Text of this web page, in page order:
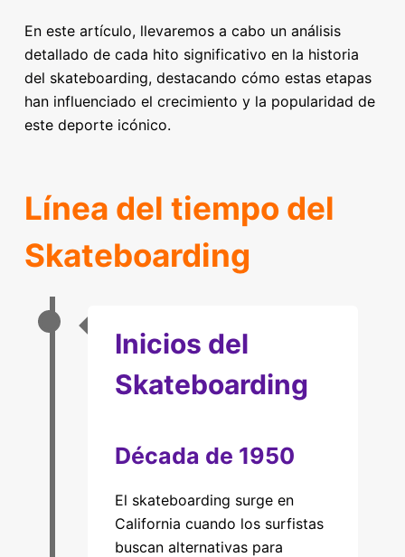
En este artículo, llevaremos a cabo un análisis
detallado de cada hito significativo en la historia
del skateboarding, destacando cómo estas etapas
han influenciado el crecimiento y la popularidad de
este deporte icónico.
Línea del tiempo del
Skateboarding
Inicios del
Skateboarding
Década de 1950
El skateboarding surge en
California cuando los surfistas
buscan alternativas para